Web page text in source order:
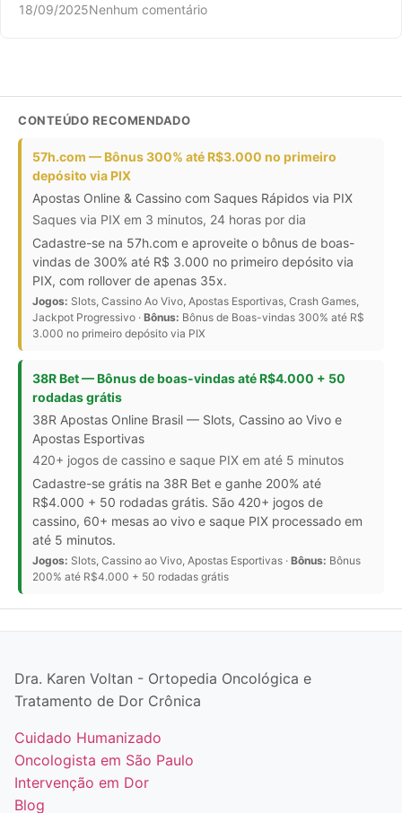
18/09/2025Nenhum comentário
CONTEÚDO RECOMENDADO
57h.com — Bônus 300% até R$3.000 no primeiro
depósito via PIX
Apostas Online & Cassino com Saques Rápidos via PIX
Saques via PIX em 3 minutos, 24 horas por dia
Cadastre-se na 57h.com e aproveite o bônus de boas-
vindas de 300% até R$ 3.000 no primeiro depósito via
PIX, com rollover de apenas 35x.
Jogos: Slots, Cassino Ao Vivo, Apostas Esportivas, Crash Games,
Jackpot Progressivo · Bônus: Bônus de Boas-vindas 300% até R$
3.000 no primeiro depósito via PIX
38R Bet — Bônus de boas-vindas até R$4.000 + 50
rodadas grátis
38R Apostas Online Brasil — Slots, Cassino ao Vivo e
Apostas Esportivas
420+ jogos de cassino e saque PIX em até 5 minutos
Cadastre-se grátis na 38R Bet e ganhe 200% até
R$4.000 + 50 rodadas grátis. São 420+ jogos de
cassino, 60+ mesas ao vivo e saque PIX processado em
até 5 minutos.
Jogos: Slots, Cassino ao Vivo, Apostas Esportivas · Bônus: Bônus
200% até R$4.000 + 50 rodadas grátis
Dra. Karen Voltan - Ortopedia Oncológica e
Tratamento de Dor Crônica
Cuidado Humanizado
Oncologista em São Paulo
Intervenção em Dor
Blog